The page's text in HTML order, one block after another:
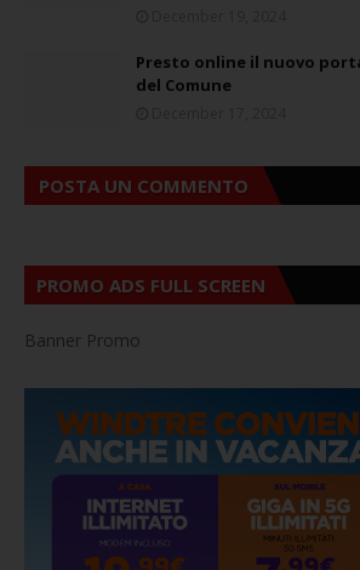
Presto online il nuovo
del Comune
POSTA UN COMMENTO
PROMO ADS FULL SCREEN
Banner Promo